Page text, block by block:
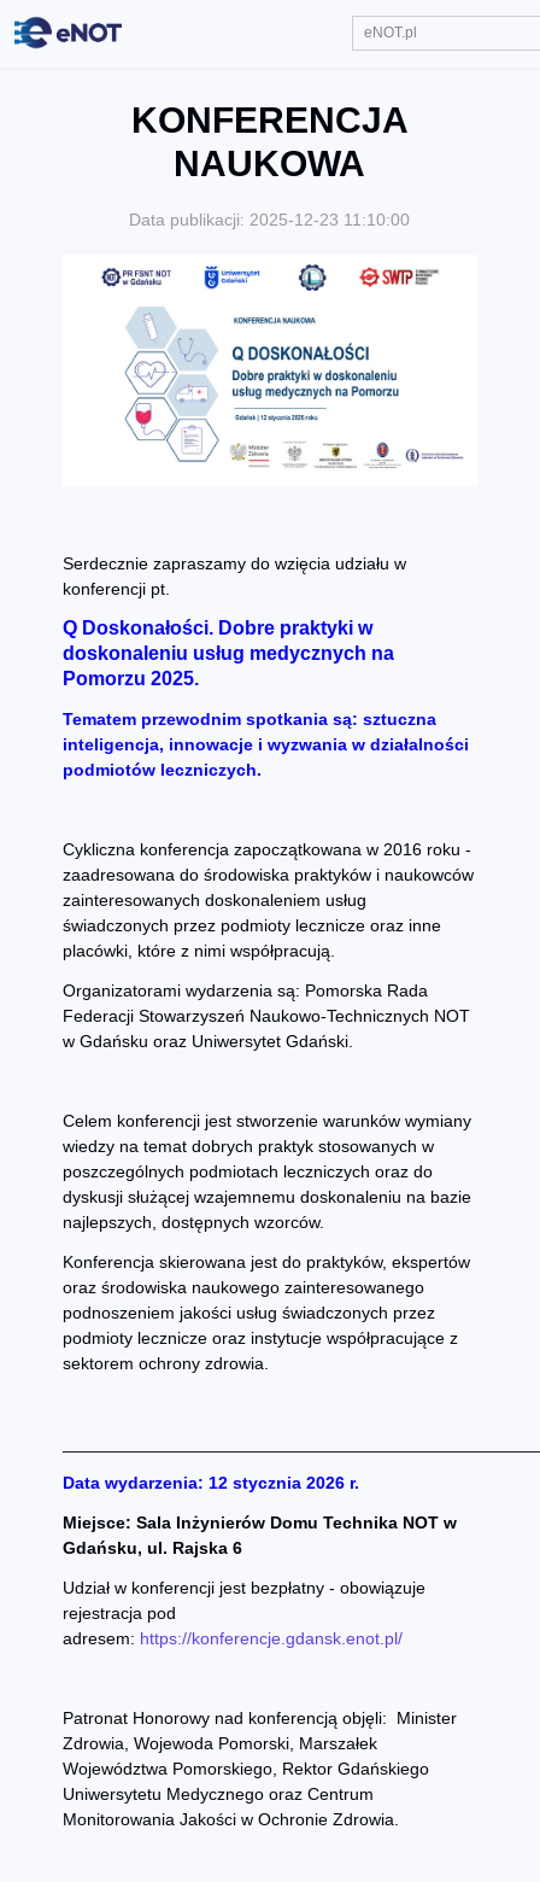
KONFERENCJA
NAUKOWA
Data publikacji: 2025-12-23 11:10:00
Serdecznie zapraszamy do wzięcia udziału w
konferencji pt.
Q Doskonałości. Dobre praktyki w
doskonaleniu usług medycznych na
Pomorzu 2025.
Tematem przewodnim spotkania są: sztuczna
inteligencja, innowacje i wyzwania w działalności
podmiotów leczniczych.
Cykliczna konferencja zapoczątkowana w 2016 roku -
zaadresowana do środowiska praktyków i naukowców
zainteresowanych doskonaleniem usług
świadczonych przez podmioty lecznicze oraz inne
placówki, które z nimi współpracują.
Organizatorami wydarzenia są: Pomorska Rada
Federacji Stowarzyszeń Naukowo-Technicznych NOT
w Gdańsku oraz Uniwersytet Gdański.
Celem konferencji jest stworzenie warunków wymiany
wiedzy na temat dobrych praktyk stosowanych w
poszczególnych podmiotach leczniczych oraz do
dyskusji służącej wzajemnemu doskonaleniu na bazie
najlepszych, dostępnych wzorców.
Konferencja skierowana jest do praktyków, ekspertów
oraz środowiska naukowego zainteresowanego
podnoszeniem jakości usług świadczonych przez
podmioty lecznicze oraz instytucje współpracujące z
sektorem ochrony zdrowia.
Data wydarzenia: 12 stycznia 2026 r.
Miejsce: Sala Inżynierów Domu Technika NOT w
Gdańsku, ul. Rajska 6
Udział w konferencji jest bezpłatny - obowiązuje
rejestracja pod
adresem: https://konferencje.gdansk.enot.pl/
Patronat Honorowy nad konferencją objęli: Minister
Zdrowia, Wojewoda Pomorski, Marszałek
Województwa Pomorskiego, Rektor Gdańskiego
Uniwersytetu Medycznego oraz Centrum
Monitorowania Jakości w Ochronie Zdrowia.